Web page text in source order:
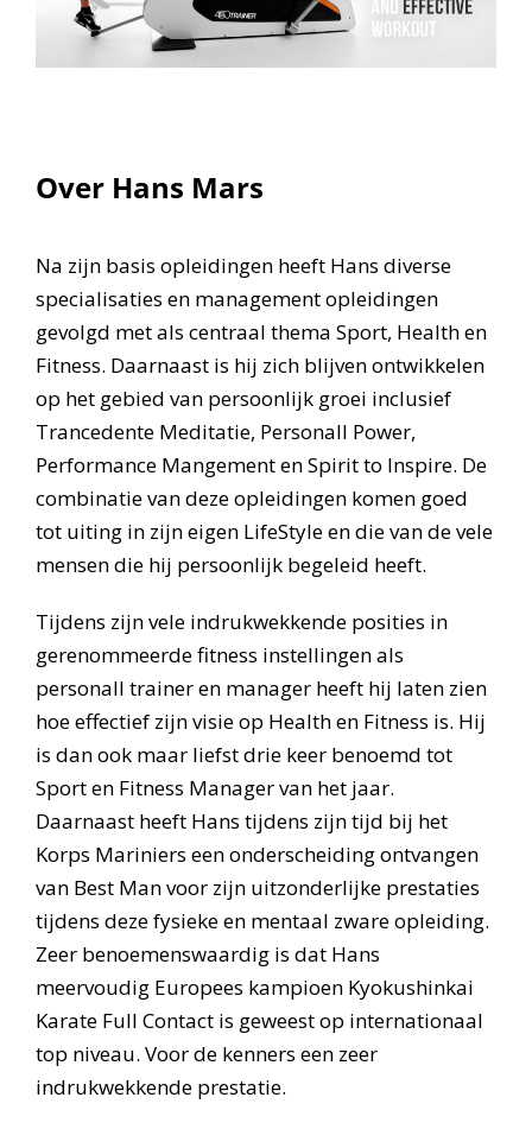
Over Hans Mars
Na zijn basis opleidingen heeft Hans diverse
specialisaties en management opleidingen
gevolgd met als centraal thema Sport, Health en
Fitness. Daarnaast is hij zich blijven ontwikkelen
op het gebied van persoonlijk groei inclusief
Trancedente Meditatie, Personall Power,
Performance Mangement en Spirit to Inspire. De
combinatie van deze opleidingen komen goed
tot uiting in zijn eigen LifeStyle en die van de vele
mensen die hij persoonlijk begeleid heeft.
Tijdens zijn vele indrukwekkende posities in
gerenommeerde fitness instellingen als
personall trainer en manager heeft hij laten zien
hoe effectief zijn visie op Health en Fitness is. Hij
is dan ook maar liefst drie keer benoemd tot
Sport en Fitness Manager van het jaar.
Daarnaast heeft Hans tijdens zijn tijd bij het
Korps Mariniers een onderscheiding ontvangen
van Best Man voor zijn uitzonderlijke prestaties
tijdens deze fysieke en mentaal zware opleiding.
Zeer benoemenswaardig is dat Hans
meervoudig Europees kampioen Kyokushinkai
Karate Full Contact is geweest op internationaal
top niveau. Voor de kenners een zeer
indrukwekkende prestatie.